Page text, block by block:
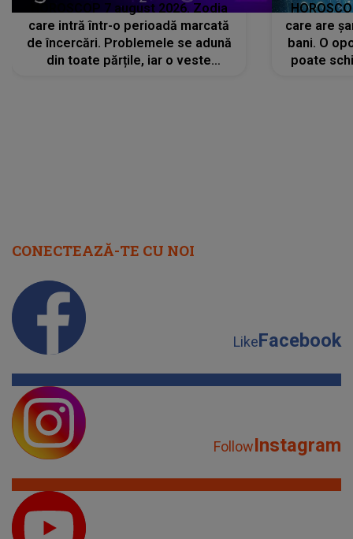
HOROSCOP 7 august 2026. Zodia
care intră într-o perioadă marcată
de încercări. Problemele se adună
din toate părțile, iar o veste
care are
bani. O
poate
CONECTEAZĂ-TE CU NOI
LikeFacebook
FollowInstagram